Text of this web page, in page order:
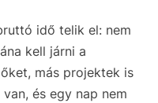
idő telik el: nem
kell járni a
más projektek is
és egy nap nem